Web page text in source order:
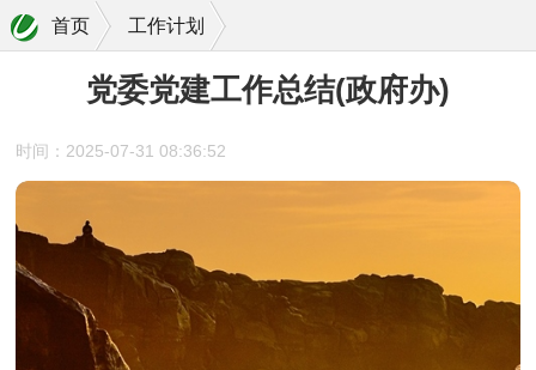
首页 工作计划
党委党建工作总结(政府办)
时间：2025-07-31 08:36:52